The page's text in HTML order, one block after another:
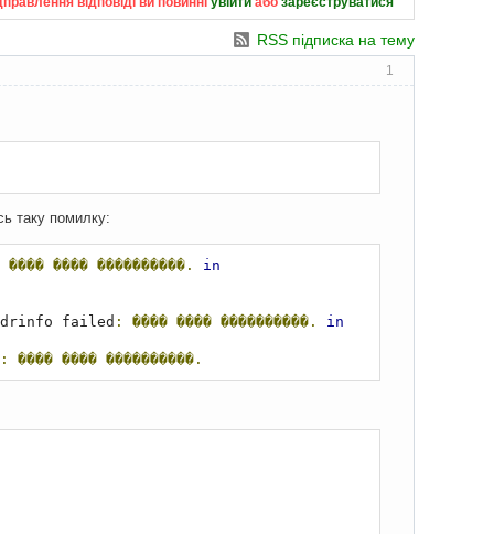
RSS підписка на тему
1
таку помилку:
���� ���� ����������. in
failed : ���� ���� ����������. in
: ���� ���� ����������.